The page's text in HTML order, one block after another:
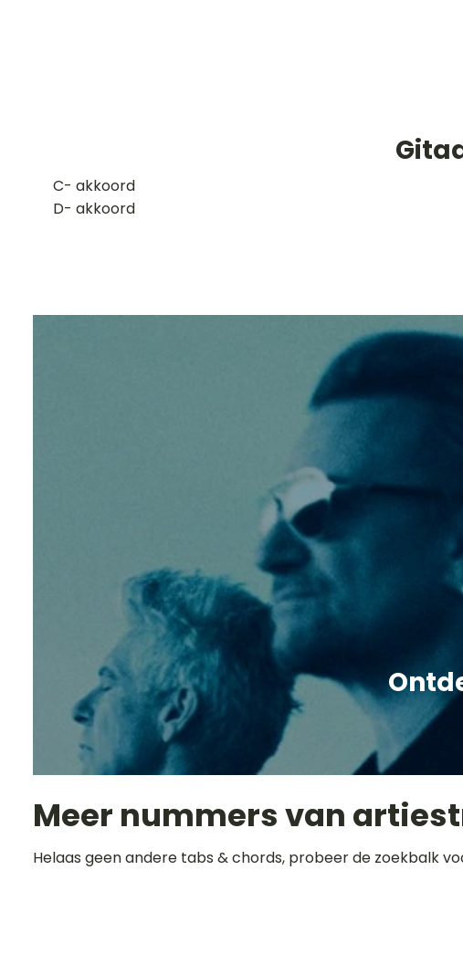
​C- akkoord
D- akkoord
Meer nummers van
Helaas geen andere tabs & chords, probeer de zoekbalk